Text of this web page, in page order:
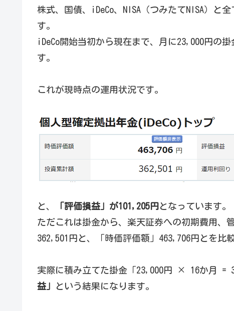
株式、国債、iDeCo、NISA（つみたてNISA）と
す。
iDeCo開始当初から現在まで、月に23,000円の
す。
これが現時点の運用状況です。
と、 「評価損益」が101,205円となっています。
ただこれは掛金から、楽天証券への初期費用、
362,501円と、「時価評価額」463,706円とを比
実際に積み立てた掛金「23,000円 × 16か月 =
益」
という結果になります。